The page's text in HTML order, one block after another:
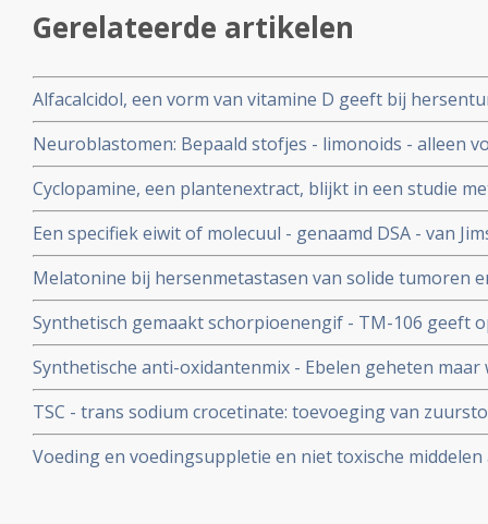
Gerelateerde artikelen
Alfacalcidol, een vorm van vitamine D geeft bij
Astrocytoom een opmerkelijk positief resultaat naast
bestraling
Neuroblastomen: Bepaald stofjes - limonoids - alleen
zou neuroblastoomcellen doden en voorkomen dat
neuroblastoom - kan ontstaan.
Cyclopamine, een plantenextract, blijkt in een studie
hersentumoren te blokkeren. Nieuwe in vitro studies
bevest
Een specifiek eiwit of molecuul - genaamd DSA - van
groei kwaadaardige hersentumoren - maligne glioma
Melatonine bij hersenmetastasen van solide tumoren
borstkanker blijkt therapeutisch effect te geven. copy 1
Synthetisch gemaakt schorpioenengif - TM-106 geeft
mensen met een hersentumor - specifiek bij glioma's.
Synthetische anti-oxidantenmix - Ebelen geheten maar
synthetische variant van selenium - beschermt tegen
veroorzaakt door alcoholgebruik.
TSC - trans sodium crocetinate: toevoeging van
hypoxia gedurende chemo en bestraling vergroot
dierstudies. Fase II studie is nu open voor patienten
Voeding en voedingsuppletie en niet toxische